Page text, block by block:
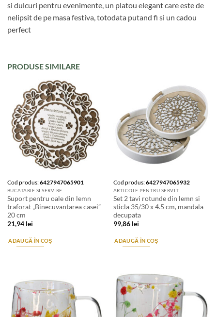
si dulcuri pentru evenimente, un platou elegant care este de
nelipsit de pe masa festiva, totodata putand fi si un cadou
perfect
PRODUSE SIMILARE
Cod produs:6427947065901
BUCATARIE SI SERVIRE
Suport pentru oale din lemn
traforat „Binecuvantarea casei”
20 cm
21,94 lei
ADAUGĂ ÎN COȘ
Cod produs:6427947065932
ARTICOLE PENTRU SERVIT
Set 2 tavi rotunde din lemn si
sticla 35/30 x 4.5 cm, mandala
decupata
99,86 lei
ADAUGĂ ÎN COȘ